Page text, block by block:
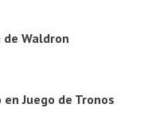
Waldron
Juego de Tronos